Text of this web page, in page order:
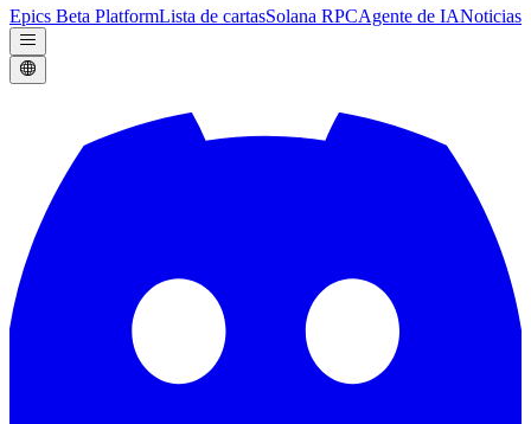
Epics Beta PlatformLista de cartasSolana RPCAgente de IANoticias